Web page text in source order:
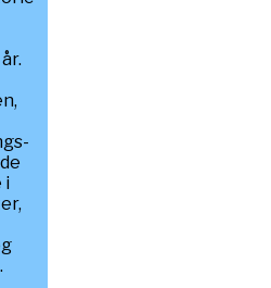
i